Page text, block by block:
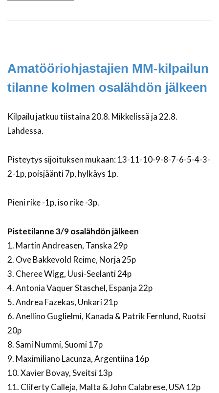
Amatööriohjastajien MM-kilpailun
tilanne kolmen osalähdön jälkeen
Kilpailu jatkuu tiistaina 20.8. Mikkelissä ja 22.8.
Lahdessa.
Pisteytys sijoituksen mukaan: 13-11-10-9-8-7-6-5-4-3-
2-1p, poisjäänti 7p, hylkäys 1p.
Pieni rike -1p, iso rike -3p.
Pistetilanne 3/9 osalähdön jälkeen
1. Martin Andreasen, Tanska 29p
2. Ove Bakkevold Reime, Norja 25p
3. Cheree Wigg, Uusi-Seelanti 24p
4. Antonia Vaquer Staschel, Espanja 22p
5. Andrea Fazekas, Unkari 21p
6. Anellino Guglielmi, Kanada & Patrik Fernlund, Ruotsi
20p
8. Sami Nummi, Suomi 17p
9. Maximiliano Lacunza, Argentiina 16p
10. Xavier Bovay, Sveitsi 13p
11. Cliferty Calleja, Malta & John Calabrese, USA 12p